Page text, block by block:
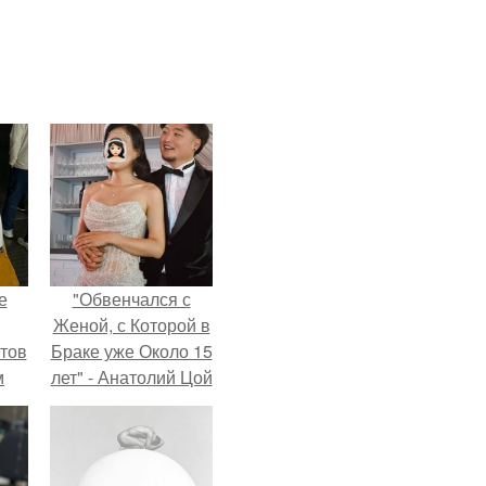
"Обвенчался с
Женой, с Которой в
Браке уже Около 15
лет" - Анатолий Цой
удивил
поклонников
"тайной свадьбой".